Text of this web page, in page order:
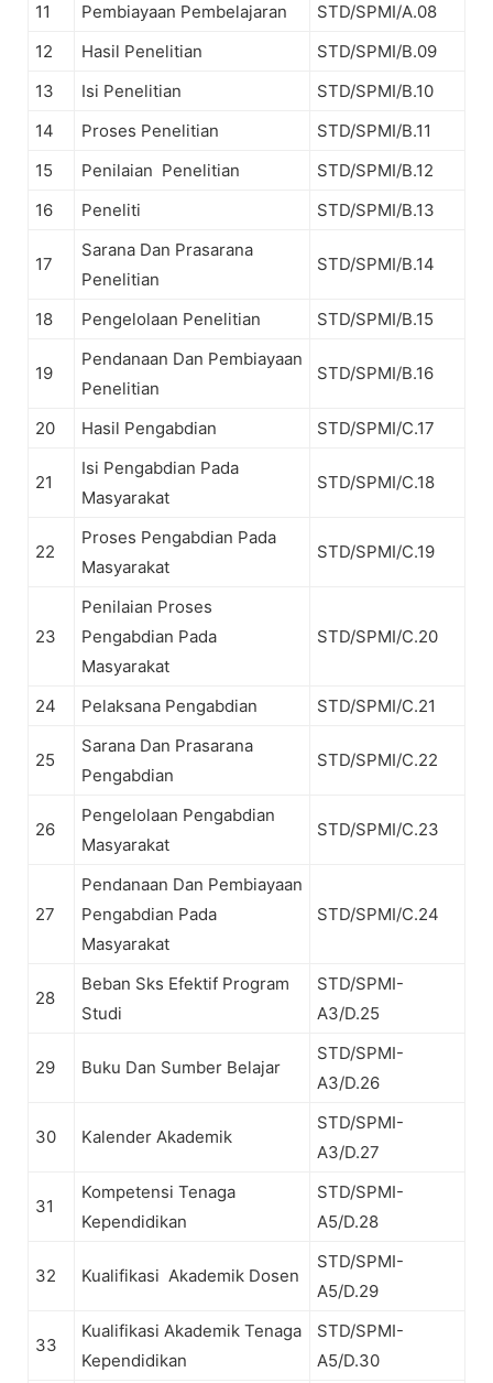
11
Pembiayaan Pembelajaran
STD/SPMI/A.08
12
Hasil Penelitian
STD/SPMI/B.09
13
Isi Penelitian
STD/SPMI/B.10
14
Proses Penelitian
STD/SPMI/B.11
15
Penilaian Penelitian
STD/SPMI/B.12
16
Peneliti STD/SPMI/B.13
17
Sarana Dan Prasarana
Penelitian
STD/SPMI/B.14
18 Pengelolaan Penelitian STD/SPMI/B.15
19
Pendanaan Dan Pembiayaan
Penelitian
STD/SPMI/B.16
20 Hasil Pengabdian STD/SPMI/C.17
21
Isi Pengabdian Pada
Masyarakat
STD/SPMI/C.18
22
Proses Pengabdian Pada
Masyarakat
STD/SPMI/C.19
23
Penilaian Proses
Pengabdian Pada
Masyarakat
STD/SPMI/C.20
24 Pelaksana Pengabdian STD/SPMI/C.21
25
Sarana Dan Prasarana
Pengabdian
STD/SPMI/C.22
26
Pengelolaan Pengabdian
Masyarakat
STD/SPMI/C.23
27
Pendanaan Dan Pembiayaan
Pengabdian Pada
Masyarakat
STD/SPMI/C.24
28
Beban Sks Efektif Program
Studi
STD/SPMI-
A3/D.25
29 Buku Dan Sumber Belajar
STD/SPMI-
A3/D.26
30 Kalender Akademik
STD/SPMI-
A3/D.27
31
Kompetensi Tenaga
Kependidikan
STD/SPMI-
A5/D.28
32 Kualifikasi Akademik Dosen
STD/SPMI-
A5/D.29
33
Kualifikasi Akademik Tenaga
Kependidikan
STD/SPMI-
A5/D.30